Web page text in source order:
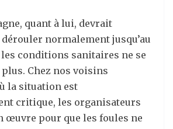
quant à lui, devrait
normalement jusqu’au
conditions sanitaires ne se
Chez nos voisins
la situation est
critique, les organisateurs
œuvre pour que les foules ne